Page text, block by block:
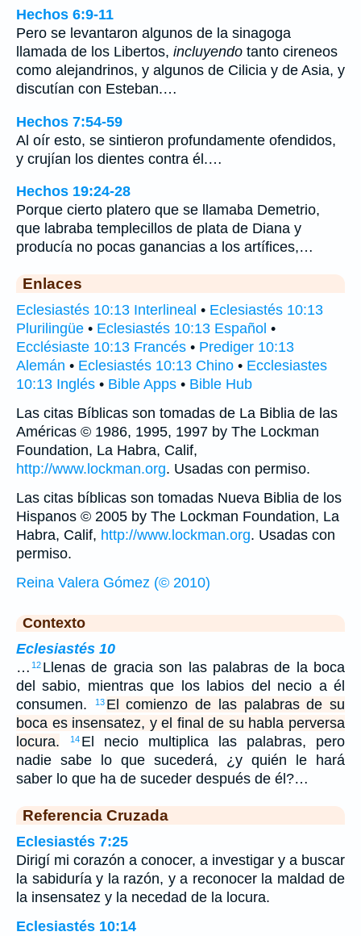
Hechos 6:9-11
Pero se levantaron algunos de la sinagoga
llamada de los Libertos, incluyendo tanto cireneos
como alejandrinos, y algunos de Cilicia y de Asia, y
discutían con Esteban.…
Hechos 7:54-59
Al oír esto, se sintieron profundamente ofendidos,
y crujían los dientes contra él.…
Hechos 19:24-28
Porque cierto platero que se llamaba Demetrio,
que labraba templecillos de plata de Diana y
producía no pocas ganancias a los artífices,…
Enlaces
Eclesiastés 10:13 Interlineal • Eclesiastés 10:13
Plurilingüe • Eclesiastés 10:13 Español •
Ecclésiaste 10:13 Francés • Prediger 10:13
Alemán • Eclesiastés 10:13 Chino • Ecclesiastes
10:13 Inglés • Bible Apps • Bible Hub
Las citas Bíblicas son tomadas de La Biblia de las
Américas © 1986, 1995, 1997 by The Lockman
Foundation, La Habra, Calif,
http://www.lockman.org. Usadas con permiso.
Las citas bíblicas son tomadas Nueva Biblia de los
Hispanos © 2005 by The Lockman Foundation, La
Habra, Calif, http://www.lockman.org. Usadas con
permiso.
Reina Valera Gómez (© 2010)
Contexto
Eclesiastés 10
… 12 Llenas de gracia son las palabras de la boca
del sabio, mientras que los labios del necio a él
consumen.
13 El comienzo de las palabras de su
boca es insensatez, y el final de su habla perversa
locura.
14 El necio multiplica las palabras, pero
nadie sabe lo que sucederá, ¿y quién le hará
saber lo que ha de suceder después de él?…
Referencia Cruzada
Eclesiastés 7:25
Dirigí mi corazón a conocer, a investigar y a buscar
la sabiduría y la razón, y a reconocer la maldad de
la insensatez y la necedad de la locura.
Eclesiastés 10:14